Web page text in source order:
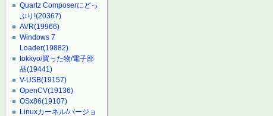
Quartz Composerにどっ
ぷり!(20367)
AVR(19966)
Windows 7
Loader(19882)
tokkyo/買った物/電子部
品(19441)
V-USB(19157)
OpenCV(19136)
OSx86(19107)
Linuxカーネル/バージョ